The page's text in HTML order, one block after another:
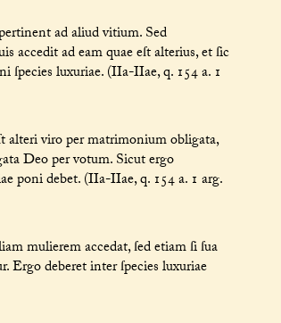
ad aliud vitium. Sed
ad eam quae eſt alterius, et ſic
luxuriae. (IIa-IIae, q. 154 a. 1
alteri viro per matrimonium obligata,
Deo per votum. Sicut ergo
poni debet. (IIa-IIae, q. 154 a. 1 arg.
mulierem accedat, ſed etiam ſi ſua
Ergo deberet inter ſpecies luxuriae